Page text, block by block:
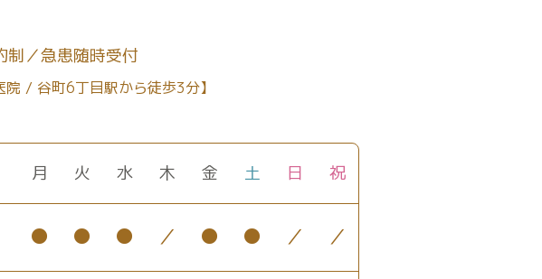
制 急患随時受付
院 / 谷町6丁目駅から徒歩3分】
月 火 水 木 金 土 日 祝
● ● ● ／ ● ● ／ ／